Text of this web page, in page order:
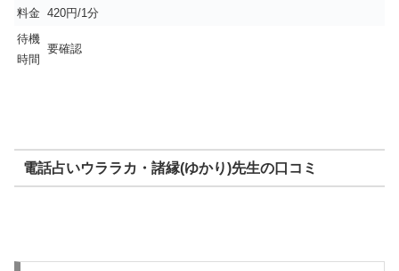
料金 420円/1分
待機
時間
要確認
電話占いウララカ・諸縁(ゆかり)先生の口コミ